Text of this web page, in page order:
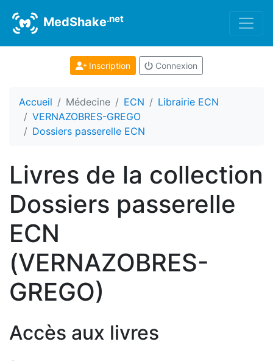
MedShake.net
Inscription Connexion
Accueil Médecine ECN
Librairie ECN
VERNAZOBRES-GREGO
Dossiers passerelle ECN
Livres de la collection
Dossiers passerelle
ECN
(VERNAZOBRES-
GREGO)
Accès aux livres